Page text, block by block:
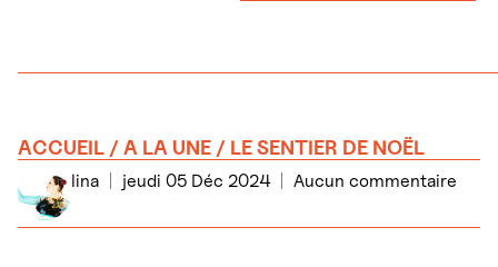
ACCUEIL /A LA UNE / LE SENTIER DE NOËL
lina jeudi 05 Déc 2024 Aucun commentaire